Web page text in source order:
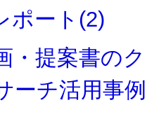
ポート(2)
・提案書の
ーチ活用事例